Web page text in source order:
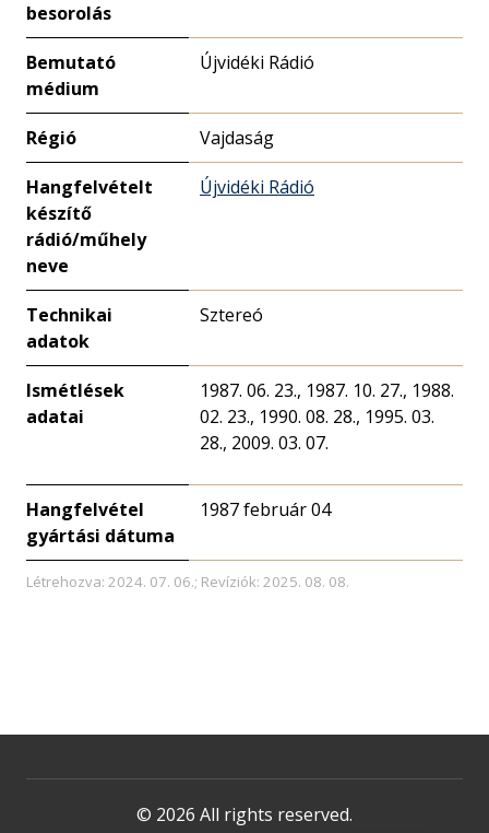
besorolás
Bemutató
médium
Újvidéki Rádió
Régió Vajdaság
Hangfelvételt
készítő
rádió/műhely
neve
Újvidéki Rádió
Technikai
adatok
Sztereó
Ismétlések
adatai
1987. 06. 23., 1987. 10. 27., 1988.
02. 23., 1990. 08. 28., 1995. 03.
28., 2009. 03. 07.
Hangfelvétel
gyártási dátuma
1987 február 04
Létrehozva: 2024. 07. 06.; Revíziók: 2025. 08. 08.
© 2026 All rights reserved.